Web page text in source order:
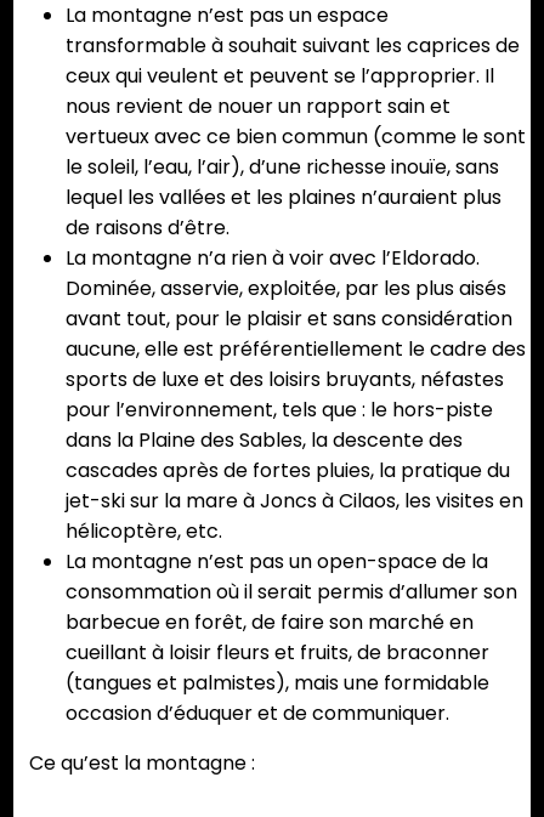
La montagne n’est pas un espace
transformable à souhait suivant les caprices de
ceux qui veulent et peuvent se l’approprier. Il
nous revient de nouer un rapport sain et
vertueux avec ce bien commun (comme le sont
le soleil, l’eau, l’air), d’une richesse inouïe, sans
lequel les vallées et les plaines n’auraient plus
de raisons d’être.
La montagne n’a rien à voir avec l’Eldorado.
Dominée, asservie, exploitée, par les plus aisés
avant tout, pour le plaisir et sans considération
aucune, elle est préférentiellement le cadre des
sports de luxe et des loisirs bruyants, néfastes
pour l’environnement, tels que : le hors-piste
dans la Plaine des Sables, la descente des
cascades après de fortes pluies, la pratique du
jet-ski sur la mare à Joncs à Cilaos, les visites en
hélicoptère, etc.
La montagne n’est pas un open-space de la
consommation où il serait permis d’allumer son
barbecue en forêt, de faire son marché en
cueillant à loisir fleurs et fruits, de braconner
(tangues et palmistes), mais une formidable
occasion d’éduquer et de communiquer.
Ce qu’est la montagne :